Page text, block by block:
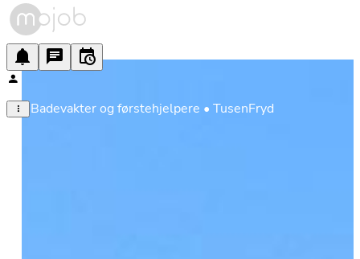
Badevakter og førstehjelpere • TusenFryd